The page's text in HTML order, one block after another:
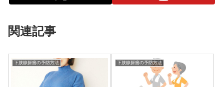
関連記事
下肢静脈瘤の予防方法 下肢静脈瘤の予防方法